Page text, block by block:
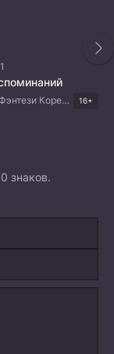
Романтика Фэнтези Корейские дорамы 16+
знаков.